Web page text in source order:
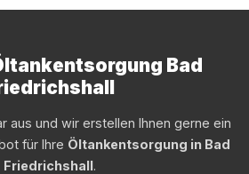
Bad
aus und wir erstellen Ihnen gerne ein
für Ihre Öltankentsorgung in Bad
Friedrichshall.